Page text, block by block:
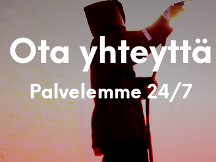
Ota yhteyttä
Palvelemme 24/7